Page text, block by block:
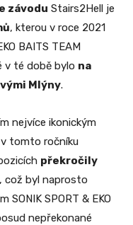
závodu Stairs2Hell je
, kterou v roce 2021
BAITS TEAM
v té době bylo na
Mlýny.
nejvíce ikonickým
v tomto ročníku
překročily
, což byl naprosto
SPORT & EKO
nepřekonané